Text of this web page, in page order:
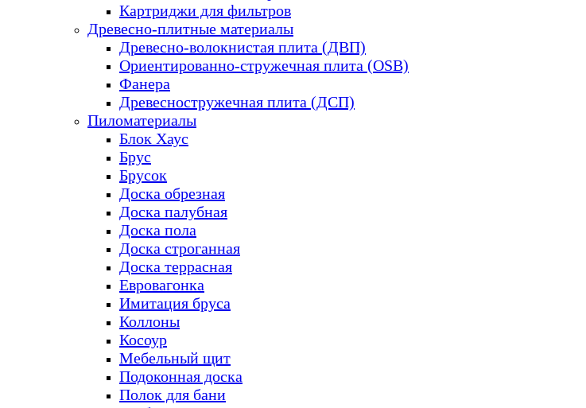
Картриджи для фильтров
Древесно-плитные материалы
Древесно-волокнистая плита (ДВП)
Ориентированно-стружечная плита (OSB)
Фанера
Древесностружечная плита (ДСП)
Пиломатериалы
Блок Хаус
Брус
Брусок
Доска обрезная
Доска палубная
Доска пола
Доска строганная
Доска террасная
Евровагонка
Имитация бруса
Коллоны
Косоур
Мебельный щит
Подоконная доска
Полок для бани